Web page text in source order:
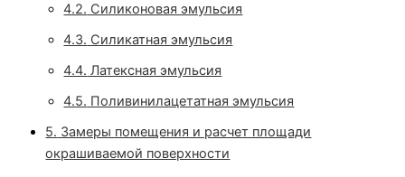
4.2. Силиконовая эмульсия
4.3. Силикатная эмульсия
4.4. Латексная эмульсия
4.5. Поливинилацетатная эмульсия
5. Замеры помещения и расчет площади
окрашиваемой поверхности